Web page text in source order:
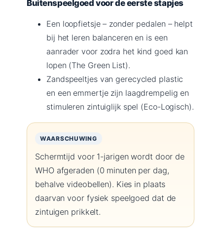
Buitenspeelgoed voor de eerste stapjes
Een loopfietsje – zonder pedalen – helpt
bij het leren balanceren en is een
aanrader voor zodra het kind goed kan
lopen (The Green List).
Zandspeeltjes van gerecycled plastic
en een emmertje zijn laagdrempelig en
stimuleren zintuiglijk spel (Eco-Logisch).
WAARSCHUWING
Schermtijd voor 1-jarigen wordt door de
WHO afgeraden (0 minuten per dag,
behalve videobellen). Kies in plaats
daarvan voor fysiek speelgoed dat de
zintuigen prikkelt.